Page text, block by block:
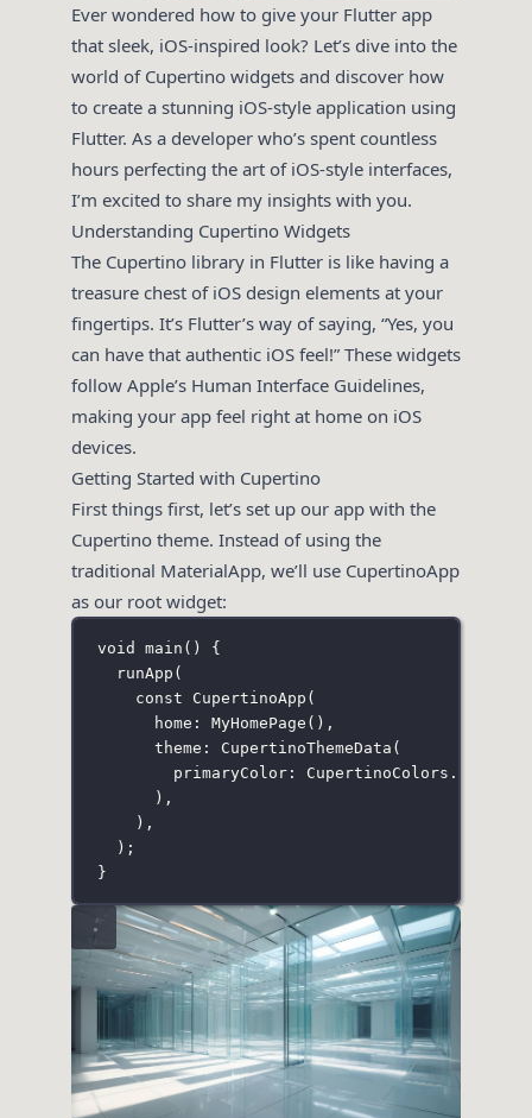
Ever wondered how to give your Flutter app
that sleek, iOS-inspired look? Let’s dive into the
world of Cupertino widgets and discover how
to create a stunning iOS-style application using
Flutter. As a developer who’s spent countless
hours perfecting the art of iOS-style interfaces,
I’m excited to share my insights with you.
Understanding Cupertino Widgets
The Cupertino library in Flutter is like having a
treasure chest of iOS design elements at your
fingertips. It’s Flutter’s way of saying, “Yes, you
can have that authentic iOS feel!” These widgets
follow Apple’s Human Interface Guidelines,
making your app feel right at home on iOS
devices.
Getting Started with Cupertino
First things first, let’s set up our app with the
Cupertino theme. Instead of using the
traditional MaterialApp, we’ll use CupertinoApp
as our root widget:
void main () {
runApp (
const
CupertinoApp (
home : MyHomePage (),
theme : CupertinoThemeData (
primaryColor: CupertinoColors
),
),
);
}